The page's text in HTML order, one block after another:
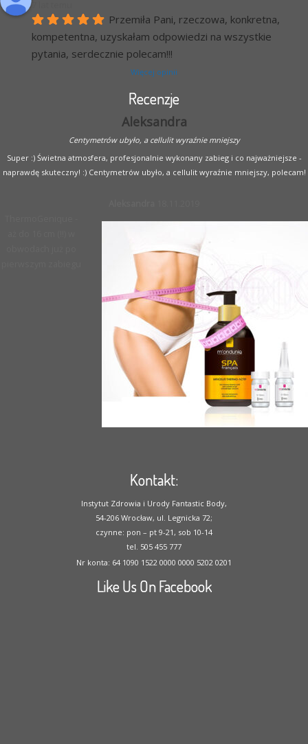
Przemiła Pani, rzeczowa, konkretna,
kompetentna, uzyskałam odpowiedzi na wszystkie
pytania, serdecznie polecam!!!
Więcej opinii
Recenzje
Aleksandra
Centymetrów ubyło, a cellulit wyraźnie mniejszy
Super :) Świetna atmosfera, profesjonalnie wykonany zabieg i co najważniejsze -
naprawdę skuteczny! :) Centymetrów ubyło, a cellulit wyraźnie mniejszy, polecam!
Kontakt:
Instytut Zdrowia i Urody Fantastic Body,
54-206 Wrocław, ul. Legnicka 72;
czynne: pon – pt 9-21, sob 10-14
tel. 505 455 777
Nr konta: 64 1090 1522 0000 0000 5202 0201
Like Us On Facebook